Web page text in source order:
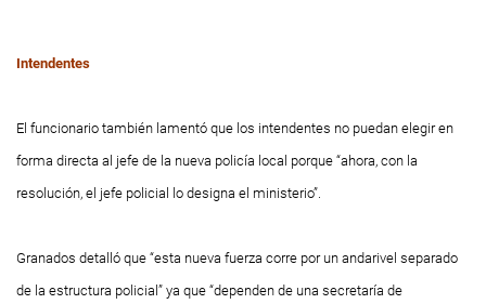
Intendentes
El funcionario también lamentó que los intendentes no puedan elegir en
forma directa al jefe de la nueva policía local porque “ahora, con la
resolución, el jefe policial lo designa el ministerio”.
Granados detalló que “esta nueva fuerza corre por un andarivel separado
de la estructura policial” ya que “dependen de una secretaría de